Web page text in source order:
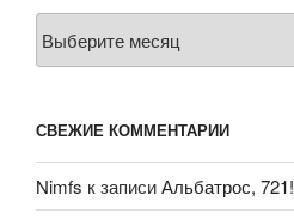
СВЕЖИЕ КОММЕНТАРИИ
Nimfs к записиАльбатрос, 721!